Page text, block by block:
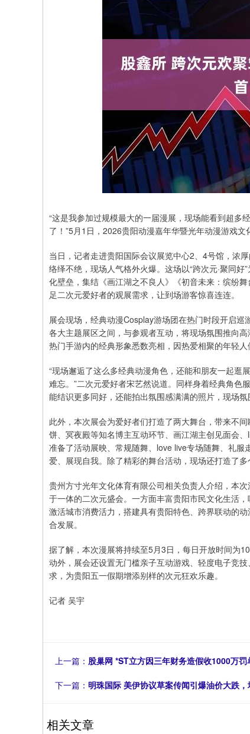
“这是我参加过规模最大的一届漫展，现场能看到超多
了！”5月1日，2026贵阳动漫嘉年华暨光年动漫游戏文
当日，记者走进贵阳国际会议展览中心2、4号馆，浓
络绎不绝，现场人气格外火爆。这场以“跨次元·聚同
化壁垒，集结《画江湖之不良人》《初音未来：缤纷
足二次元爱好者的观展需求，让到场游客惊喜连连。
展会现场，经典动漫Cosplay游场团在热门时段开启
各大主题展区之间，与参观者互动，将现场氛围推向
热门手游内的经典形象悉数亮相，因热爱相聚的年轻人
“现场邂逅了这么多经典动漫角色，还能和朋友一起逛
难忘。”二次元爱好者宋艺然说道。同样身着经典角色
能结识更多同好，还能拍出氛围感满满的照片，现场氛
此外，本次展会为爱好者们打造了两大舞台，带来不
饼、冥夜殿等知名博主互动环节、画江湖主创见面会
准备了活动展映、常规随舞、love live专场随舞、礼
爱、展现自我。除了精彩的舞台活动，现场还打造了
贵州方寸光年文化体育有限公司相关负责人介绍，本
于一体的二次元盛会。一方面丰富贵阳市民文化生活
激活城市消费活力，搭建具有贵阳特色、跨界联动的
合发展。
据了解，本次漫展将持续至5月3日，每日开放时间为
动外，展会还设置无门槛亲子互动游戏、轻度电子竞
求，为贵阳五一假期增添别样的次元狂欢乐趣。
记者 吴宇
上一篇： 股巢网 *ST立方因三年财务造假收1000万
下一篇： 明珠国际 美伊协议草案传闻引爆油价大跌
相关文章